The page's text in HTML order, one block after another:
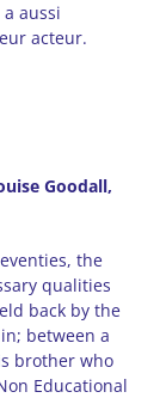
aussi
acteur.
Goodall,
the
qualities
back by the
between a
brother who
Educational